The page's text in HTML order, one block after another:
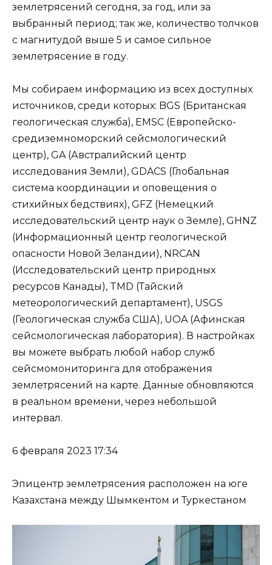
землетрясений сегодня, за год, или за
выбранный период; так же, количество толчков
с магнитудой выше 5 и самое сильное
землетрясение в году.
Мы собираем информацию из всех доступных
источников, среди которых: BGS (Британская
геологическая служба), EMSC (Европейско-
средиземноморский сейсмологический
центр), GA (Австралийский центр
исследования Земли), GDACS (Глобальная
система координации и оповещения о
стихийных бедствиях), GFZ (Немецкий
исследовательский центр наук о Земле), GHNZ
(Информационный центр геологической
опасности Новой Зеландии), NRCAN
(Исследовательский центр природных
ресурсов Канады), TMD (Тайский
метеорологический департамент), USGS
(Геологическая служба США), UOA (Афинская
сейсмологическая лаборатория). В настройках
вы можете выбрать любой набор служб
сейсмомониторинга для отображения
землетрясений на карте. Данные обновляются
в реальном времени, через небольшой
интервал.
6 февраля 2023 17:34
Эпицентр землетрясения расположен на юге
Казахстана между Шымкентом и Туркестаном